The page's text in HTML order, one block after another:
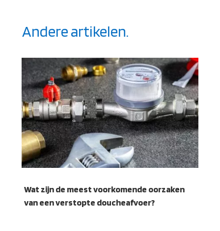
Andere artikelen.
Wat zijn de meest voorkomende oorzaken
van een verstopte doucheafvoer?